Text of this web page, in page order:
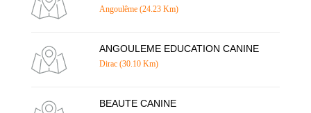
Angoulême (24.23 Km)
ANGOULEME EDUCATION CANINE
Dirac (30.10 Km)
BEAUTE CANINE